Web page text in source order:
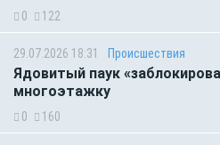
0 122
29.07.2026 18:31 Происшествия
Ядовитый паук
многоэтажку
0 160